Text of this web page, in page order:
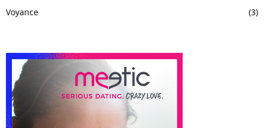
Voyance
(3)